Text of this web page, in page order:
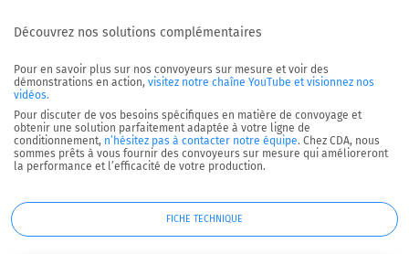
Découvrez nos solutions complémentaires
Pour en savoir plus sur nos convoyeurs sur mesure et voir des
démonstrations en action, visitez notre chaîne YouTube et visionnez nos
vidéos.
Pour discuter de vos besoins spécifiques en matière de convoyage et
obtenir une solution parfaitement adaptée à votre ligne de
conditionnement, n’hésitez pas à contacter notre équipe. Chez CDA, nous
sommes prêts à vous fournir des convoyeurs sur mesure qui amélioreront
la performance et l’efficacité de votre production.
FICHE TECHNIQUE